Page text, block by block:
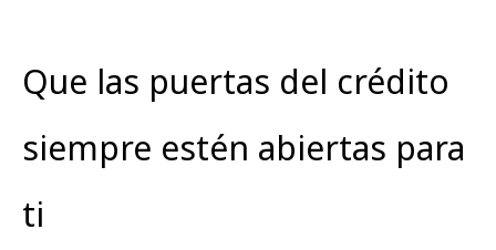
Que las puertas del crédito
siempre estén abiertas para
ti